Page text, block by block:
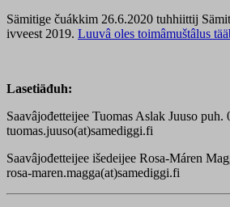
Sämitige čuákkim 26.6.2020 tuhhiittij
ivveest 2019. Luuvâ oles toimâmuštâlus
Lasetiäđuh:
Saavâjođetteijee Tuomas Aslak Juuso puh.
tuomas.juuso(at)samediggi.fi
Saavâjođetteijee išedeijee Rosa-Máren
rosa-maren.magga(at)samediggi.fi